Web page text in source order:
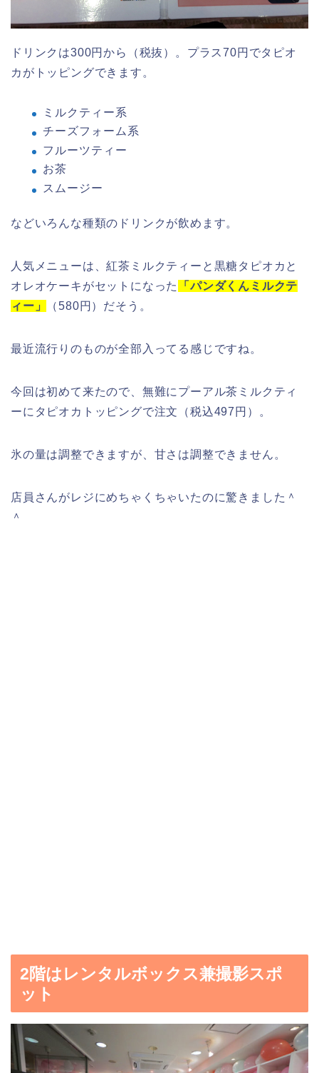
ドリンクは300円から（税抜）。プラス70円でタピオ
カがトッピングできます。
ミルクティー系
チーズフォーム系
フルーツティー
お茶
スムージー
などいろんな種類のドリンクが飲めます。
人気メニューは、紅茶ミルクティーと黒糖タピオカと
オレオケーキがセットになった
「パンダくんミルクテ
ィー」
（580円）だそう。
最近流行りのものが全部入ってる感じですね。
今回は初めて来たので、無難にプーアル茶ミルクティ
ーにタピオカトッピングで注文（税込497円）。
氷の量は調整できますが、甘さは調整できません。
店員さんがレジにめちゃくちゃいたのに驚きました＾
＾
2階はレンタルボックス兼撮影スポ
ット